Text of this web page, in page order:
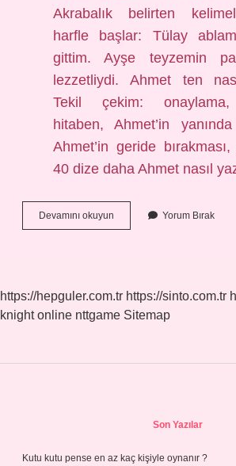
Akrabalık belirten
harfle başlar: Tülay
gittim. Ayşe teyzemin
lezzetliydi. Ahmet ten
Tekil çekim: onaylama,
hitaben, Ahmet’in
Ahmet’in geride bırakması,
40 dize daha Ahmet nasıl
Devamını okuyun
Amca
Yorum Bırak
https://hepguler.com.tr https://sinto.com.tr
knight online nttgame Sitemap
Son Yazılar
Kutu kutu pense en az kaç kişiyle oynanır ?